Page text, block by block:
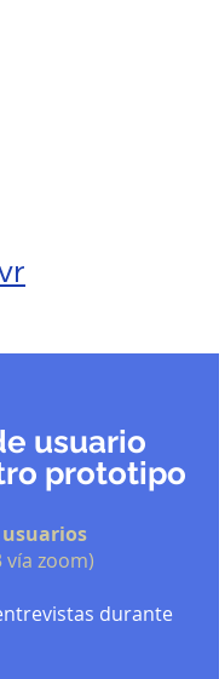
usuario
prototipo
vía zoom)
durante